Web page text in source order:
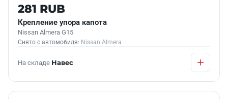
Б/У В НАЛИЧИИ
281 RUB
Крепление упора капота
Nissan Almera G15
Снято с автомобиля: Nissan Almera
На складе Навес